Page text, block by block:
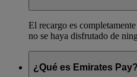
El recargo es
no se haya disfrutado de
¿Qué es Emirates Pay?